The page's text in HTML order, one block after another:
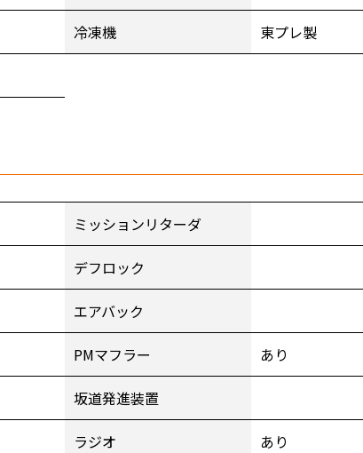
冷凍機 東プレ製
ミッションリターダ
デフロック
エアバック
PMマフラー あり
坂道発進装置
ラジオ あり